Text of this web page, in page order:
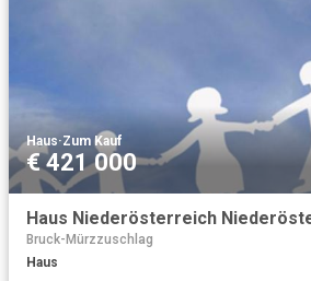
Haus·Zum Kauf
€ 421 000
Bruck-Mürzzuschlag
Haus